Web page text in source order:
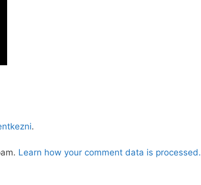
.
Learn how your comment data is processed.